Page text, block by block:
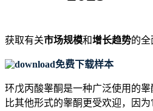
获取有关市场规模和增长趋势的全
免费下载样本
环戊丙酸睾酮是一种广泛使用的
比其他形式的睾酮更受欢迎，因